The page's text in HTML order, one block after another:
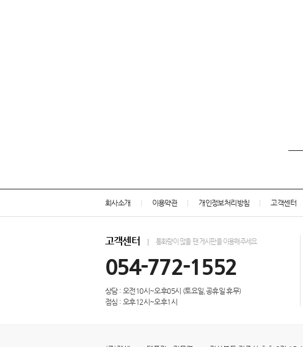
회사소개 이용약관 개인정보처리방침 고객센터
고객센터 통화량이 많을 땐 게시판을 이용해주세요
054-772-1552
상담 : 오전10시~오후05시 (토요일,공휴일 휴무)
점심 : 오후12시~오후1시